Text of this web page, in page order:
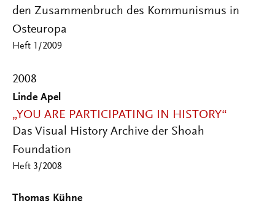
den Zusammenbruch des Kommunismus in
Osteuropa
Heft 1/2009
2008
Linde Apel
„YOU ARE PARTICIPATING IN HISTORY“
Das Visual History Archive der Shoah
Foundation
Heft 3/2008
Thomas Kühne